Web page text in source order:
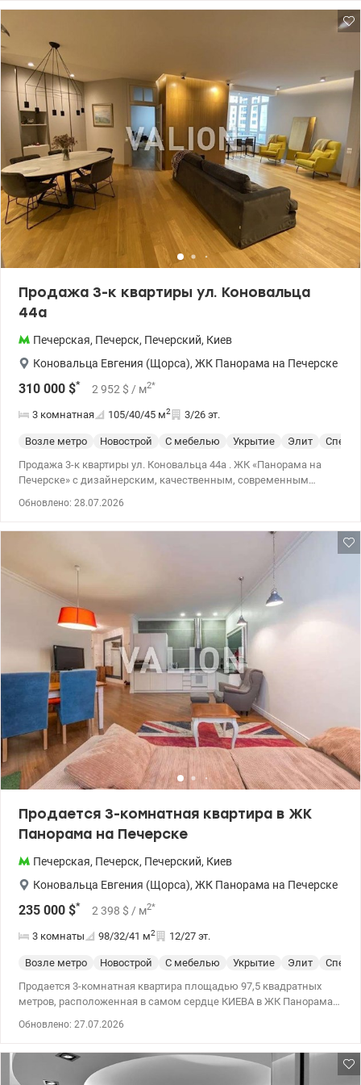
Продажа 3-к квартиры ул. Коновальца
44а
Печерская, Печерск, Печерский, Киев
Коновальца Евгения (Щорса), ЖК Панорама на Печерске
310 000 $* 2 952 $ / м2*
3 комнатная 105/40/45 м2 3/26 эт.
Возле метро Новострой С мебелью Укрытие Элит
Продажа 3-к квартиры ул. Коновальца 44а . ЖК «Панорама на
Печерске» с дизайнерским, качественным, современным
продуктовые супермаркеты, магазины. 044 200 10 80
Обновлено: 28.07.2026
Продается 3-комнатная квартира в ЖК
Панорама на Печерске
Печерская, Печерск, Печерский, Киев
Коновальца Евгения (Щорса), ЖК Панорама на Печерске
235 000 $* 2 398 $ / м2*
3 комнаты 98/32/41 м2 12/27 эт.
Возле метро Новострой С мебелью Укрытие Элит
Продается 3-комнатная квартира площадью 97,5 квадратных
метров, расположенная в самом сердце КИЕВА в ЖК Панорама
просторной лоджией. Вся внутренняя отделка выполнена с
большим вниманием к деталям: на полу установлена ​​
Обновлено: 27.07.2026